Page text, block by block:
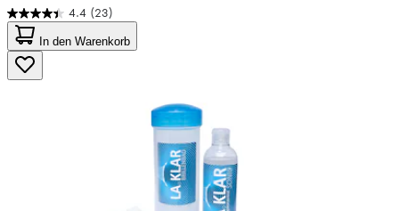
4.4 (23)
4.4
von
5
Sternen.
23
In den Warenkorb